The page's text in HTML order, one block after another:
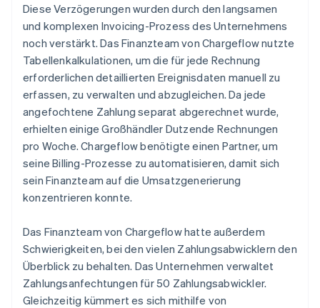
Diese Verzögerungen wurden durch den langsamen
und komplexen Invoicing-Prozess des Unternehmens
noch verstärkt. Das Finanzteam von Chargeflow nutzte
Tabellenkalkulationen, um die für jede Rechnung
erforderlichen detaillierten Ereignisdaten manuell zu
erfassen, zu verwalten und abzugleichen. Da jede
angefochtene Zahlung separat abgerechnet wurde,
erhielten einige Großhändler Dutzende Rechnungen
pro Woche. Chargeflow benötigte einen Partner, um
seine Billing-Prozesse zu automatisieren, damit sich
sein Finanzteam auf die Umsatzgenerierung
konzentrieren konnte.
Das Finanzteam von Chargeflow hatte außerdem
Schwierigkeiten, bei den vielen Zahlungsabwicklern den
Überblick zu behalten. Das Unternehmen verwaltet
Zahlungsanfechtungen für 50 Zahlungsabwickler.
Gleichzeitig kümmert es sich mithilfe von